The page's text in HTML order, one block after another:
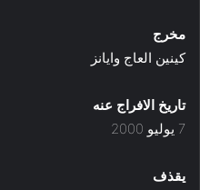
مخرج
كينين العاج وايانز
تاريخ الافراج عنه
7 يوليو 2000
يقذف